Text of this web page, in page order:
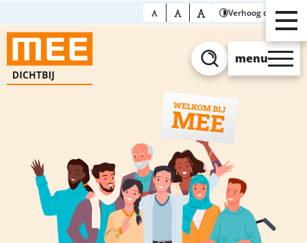
Verhoog contrast
Zoeken
menu